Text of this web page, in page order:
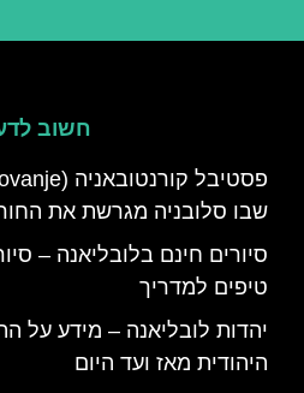
חשוב
שבו סלובניה מגרשת את
סיורים חינם בלובליאנה –
טיפים למדריך
יהדות לובליאנה – מידע על
היהודית מאז ועד היום